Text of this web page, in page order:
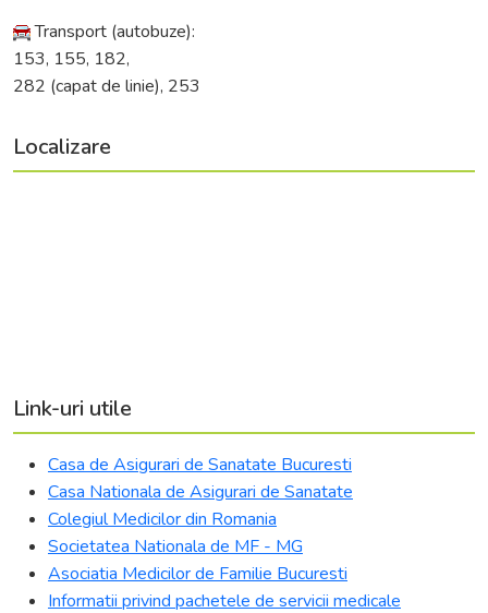
Transport (autobuze):
153, 155, 182,
282 (capat de linie), 253
Localizare
Link-uri utile
Casa de Asigurari de Sanatate Bucuresti
Casa Nationala de Asigurari de Sanatate
Colegiul Medicilor din Romania
Societatea Nationala de MF - MG
Asociatia Medicilor de Familie Bucuresti
Informatii privind pachetele de servicii medicale